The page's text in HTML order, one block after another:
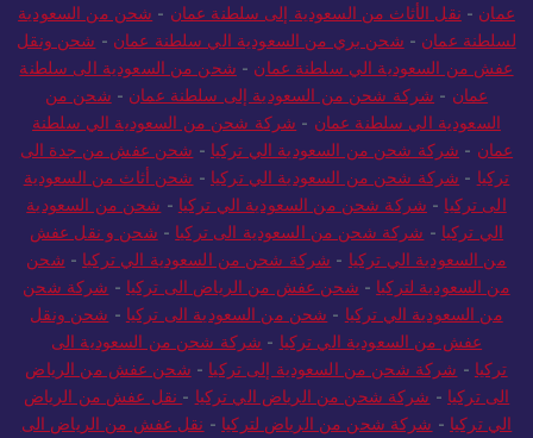
عمان - نقل الأثاث من السعودية إلى سلطنة عمان - شحن من السعودية
لسلطنة عمان - شحن بري من السعودية الي سلطنة عمان - شحن ونقل
عفش من السعودية الي سلطنة عمان - شحن من السعودية الى سلطنة
عمان - شركة شحن من السعودية إلى سلطنة عمان - شحن من
السعودية الي سلطنة عمان - شركة شحن من السعودية الي سلطنة
عمان - شركة شحن من السعودية الي تركيا - شحن عفش من جدة الى
تركيا - شركة شحن من السعودية الي تركيا - شحن أثاث من السعودية
الى تركيا - شركة شحن من السعودية الي تركيا - شحن من السعودية
الي تركيا - شركة شحن من السعودية الى تركيا - شحن و نقل عفش
من السعودية الي تركيا - شركة شحن من السعودية الي تركيا - شحن
من السعودية لتركيا - شحن عفش من الرياض الى تركيا - شركة شحن
من السعودية الي تركيا - شحن من السعودية الى تركيا - شحن ونقل
عفش من السعودية الي تركيا - شركة شحن من السعودية الى
تركيا - شركة شحن من السعودية إلى تركيا - شحن عفش من الرياض
الى تركيا - شركة شحن من الرياض الي تركيا - نقل عفش من الرياض
الي تركيا - شركة شحن من الرياض لتركيا - نقل عفش من الرياض الى